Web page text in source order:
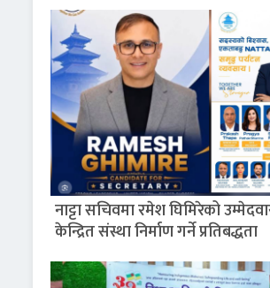
नाट्टा सचिवमा रमेश घिमिरेको
केन्द्रित संस्था निर्माण गर्ने प्रतिबद्धता